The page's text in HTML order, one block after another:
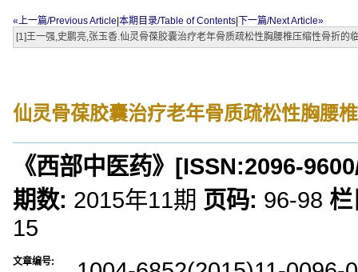
«上一篇/Previous Article 本期目录/Table of Contents
下一篇/Next Article»
[1]王一强,史鹏亮,张玉香.仙灵骨葆胶囊治疗老年骨质疏松性胸腰椎压缩性骨折的
仙灵骨葆胶囊治疗老年骨质疏松性胸腰
《西部中医药》 [ISSN:2096-9600
期数: 2015年11期 页码: 96-98
15
文章编号: